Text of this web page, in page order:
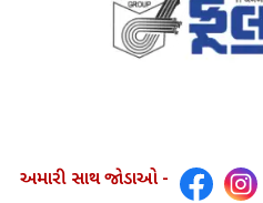
અમારી સાથ જોડાઓ -